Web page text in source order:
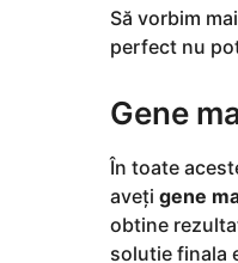
Să vorbim
perfect nu
Gene
În toate
aveți gene
obtine
solutie finala